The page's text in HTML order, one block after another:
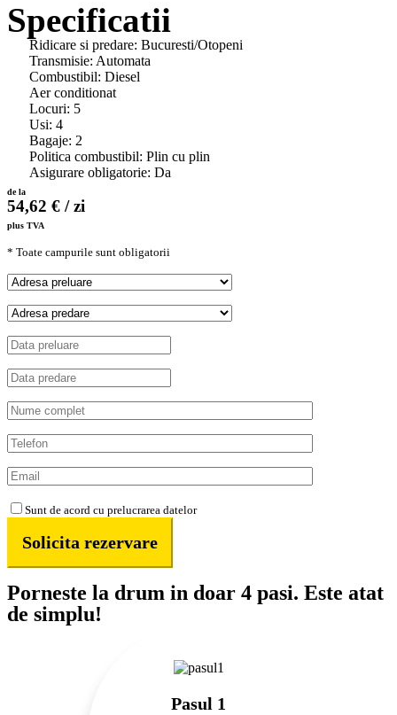
Specificatii
Ridicare si predare: Bucuresti/Otopeni
Transmisie: Automata
Combustibil: Diesel
Aer conditionat
Locuri: 5
Usi: 4
Bagaje: 2
Politica combustibil: Plin cu plin
Asigurare obligatorie: Da
de la
54,62 € / zi
plus TVA
* Toate campurile sunt obligatorii
Sunt de acord cu prelucrarea datelor
Porneste la drum in doar 4 pasi. Este atat
de simplu!
Pasul 1